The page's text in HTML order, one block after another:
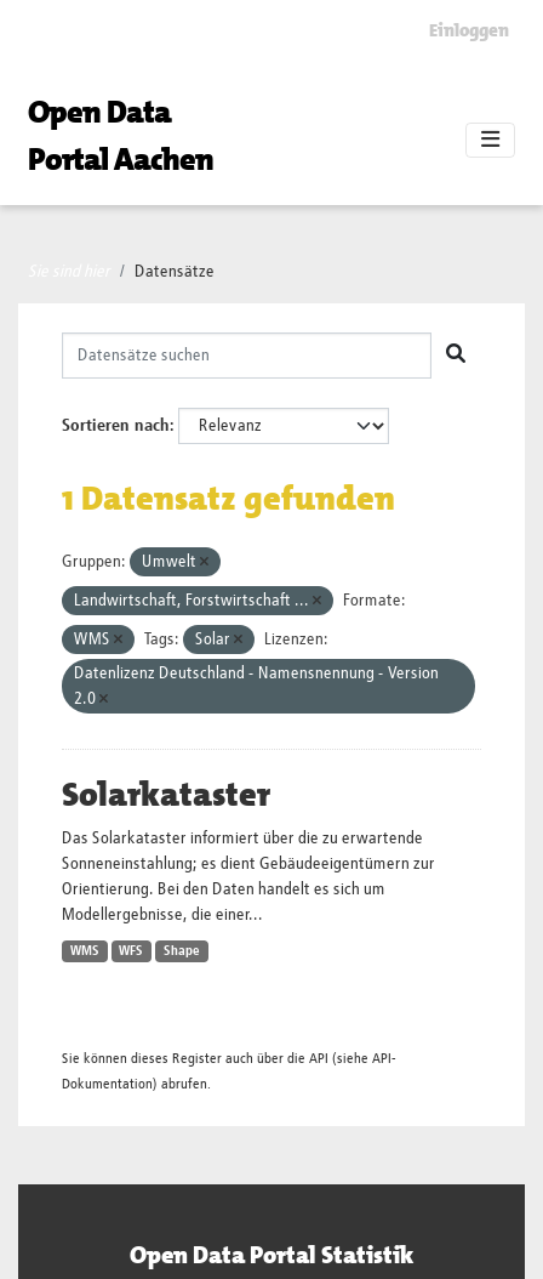
Einloggen
Open Data
Portal Aachen
Datensätze
Sortieren nach
1 Datensatz gefunden
Gruppen: Umwelt
Landwirtschaft, Forstwirtschaft ... Formate:
WMS Tags: Solar
Lizenzen:
Datenlizenz Deutschland - Namensnennung - Version
2.0
Solarkataster
Das Solarkataster informiert über die zu erwartende
Sonneneinstahlung; es dient Gebäudeeigentümern zur
Orientierung. Bei den Daten handelt es sich um
Modellergebnisse, die einer...
WMS WFS Shape
Sie können dieses Register auch über die API (siehe API-
Dokumentation) abrufen.
Open Data Portal Statistik